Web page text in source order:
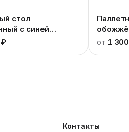
стол
c синей
от 1
Контакты